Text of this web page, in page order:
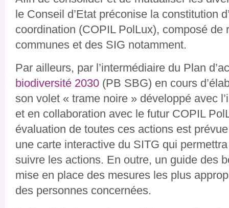
le Conseil d’Etat préconise la constitution
coordination (COPIL PolLux), composé de
communes et des SIG notamment.
Par ailleurs, par l’intermédiaire du Plan
biodiversité 2030 (PB SBG) en cours
son volet « trame noire » développé avec
et en collaboration avec le futur COPIL
évaluation de toutes ces actions est
une carte interactive du SITG qui
suivre les actions. En outre, un guide des
mise en place des mesures les plus
des personnes concernées.